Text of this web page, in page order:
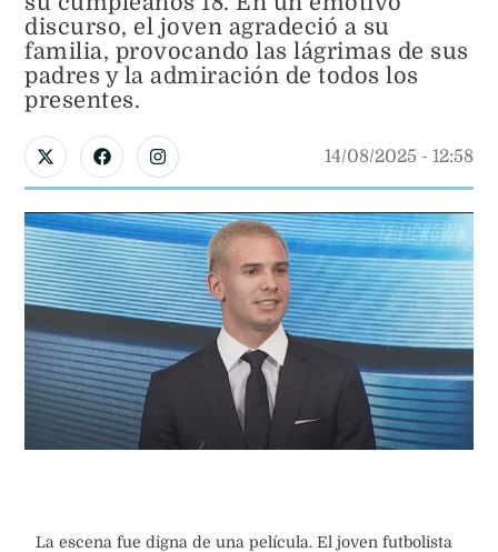
discurso, el joven agradeció a su
familia, provocando las lágrimas de sus
padres y la admiración de todos los
presentes.
14/08/2025 - 12:58
La escena fue digna de una película. El joven futbolista